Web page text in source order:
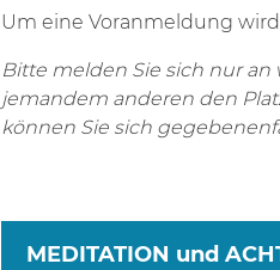
Um eine Voranmeldung wird
Bitte melden Sie sich nur
jemandem anderen den
können Sie sich
MEDITATION und